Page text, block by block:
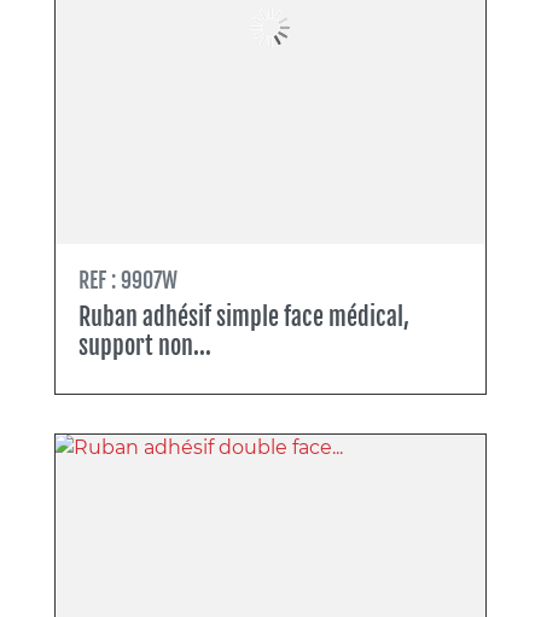
REF : 9907W
Ruban adhésif simple face médical,
support non...